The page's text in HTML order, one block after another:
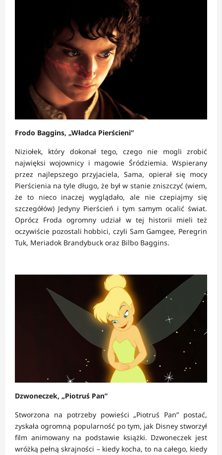
Frodo Baggins, „Władca Pierścieni”
Niziołek, który dokonał tego, czego nie mogli zrobić
najwięksi wojownicy i magowie Śródziemia. Wspierany
przez najlepszego przyjaciela, Sama, opierał się mocy
Pierścienia na tyle długo, że był w stanie zniszczyć (wiem,
że to nieco inaczej wyglądało, ale nie czepiajmy się
szczegółów) Jedyny Pierścień i tym samym ocalić świat.
Oprócz Froda ogromny udział w tej historii mieli też
oczywiście pozostali hobbici, czyli Sam Gamgee, Peregrin
Tuk, Meriadok Brandybuck oraz Bilbo Baggins.
Dzwoneczek, „Piotruś Pan”
Stworzona na potrzeby powieści „Piotruś Pan” postać,
zyskała ogromną popularność po tym, jak Disney stworzył
film animowany na podstawie książki. Dzwoneczek jest
wróżką pełną skrajności – kiedy kocha, to na całego, kiedy